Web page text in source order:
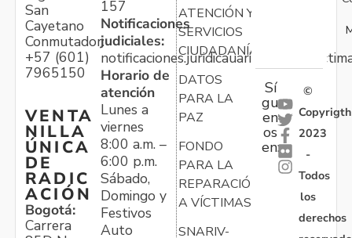
San
Cayetano
Conmutador:
+57 (601)
7965150
VENTA
NILLA
ÚNICA
DE
RADIC
ACIÓN
Bogotá:
Carrera
157
Notificaciones
judiciales:
Horario de
atención
Lunes a
viernes
8:00 a.m. –
6:00 p.m.
Sábado,
Domingo y
Festivos
Auto
ATENCIÓN Y
SERVICIOS
CIUDADANÍA
DATOS
PARA LA
PAZ
FONDO
PARA LA
REPARACIÓN
A VÍCTIMAS
SNARIV-
Sí
gu
en
os
en:
©
Copyrigth
2023
-
Todos
los
derechos